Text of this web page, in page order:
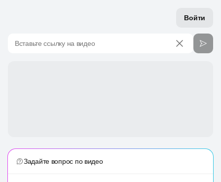
Войти
Вставьте ссылку на видео
Задайте вопрос по видео